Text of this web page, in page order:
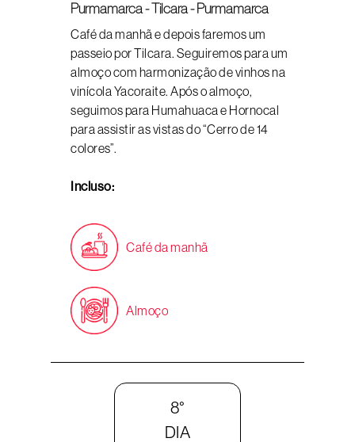
Purmamarca - Tilcara - Purmamarca
Café da manhã e depois faremos um
passeio por Tilcara. Seguiremos para um
almoço com harmonização de vinhos na
vinícola Yacoraite. Após o almoço,
seguimos para Humahuaca e Hornocal
para assistir as vistas do “Cerro de 14
colores”.
Incluso:
Café da manhã
Almoço
8°
DIA